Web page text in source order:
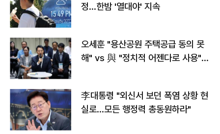
정…한밤 '열대야' 지속
오세훈 "용산공원 주택공급 동의 못
해" vs 與 "정치적 어젠다로 사용"
李대통령 "외신서 보던 폭염 상황 현
실로…모든 행정력 총동원하라"